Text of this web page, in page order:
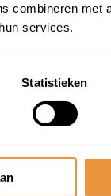
combineren met
services.
Statistieken